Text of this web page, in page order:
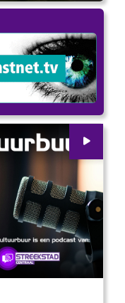
26:59